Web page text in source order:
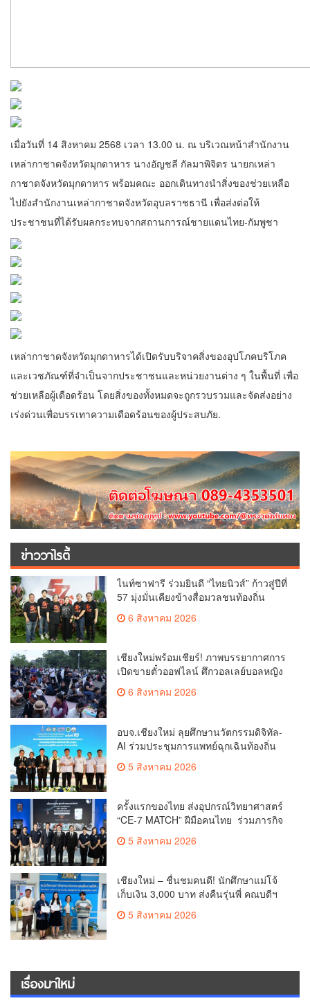
เมื่อวันที่ 14 สิงหาคม 2568 เวลา 13.00 น. ณ บริเวณหน้าสำนักงาน
เหล่ากาชาดจังหวัดมุกดาหาร นางอัญชลี กัลมาพิจิตร นายกเหล่า
กาชาดจังหวัดมุกดาหาร พร้อมคณะ ออกเดินทางนำสิ่งของช่วยเหลือ
ไปยังสำนักงานเหล่ากาชาดจังหวัดอุบลราชธานี เพื่อส่งต่อให้
ประชาชนที่ได้รับผลกระทบจากสถานการณ์ชายแดนไทย-กัมพูชา
เหล่ากาชาดจังหวัดมุกดาหารได้เปิดรับบริจาคสิ่งของอุปโภคบริโภค
และเวชภัณฑ์ที่จำเป็นจากประชาชนและหน่วยงานต่าง ๆ ในพื้นที่ เพื่อ
ช่วยเหลือผู้เดือดร้อน โดยสิ่งของทั้งหมดจะถูกรวบรวมและจัดส่งอย่าง
เร่งด่วนเพื่อบรรเทาความเดือดร้อนของผู้ประสบภัย.
ข่าววาไรตี้
ไนท์ซาฟารี ร่วมยินดี “ไทยนิวส์” ก้าวสู่ปีที่
57 มุ่งมั่นเคียงข้างสื่อมวลชนท้องถิ่น
6 สิงหาคม 2026
เชียงใหม่พร้อมเชียร์! ภาพบรรยากาศการ
เปิดขายตั๋วออฟไลน์ ศึกวอลเลย์บอลหญิง
‘BYD DMI 6th SEA V Cup’ 6 ส.ค. นี้ รวม
6,000 ใบ
6 สิงหาคม 2026
อบจ.เชียงใหม่ ลุยศึกษานวัตกรรมดิจิทัล-
AI ร่วมประชุมการแพทย์ฉุกเฉินท้องถิ่น
เอราวัณสู่มาตรฐานสากล
5 สิงหาคม 2026
ครั้งแรกของไทย ส่งอุปกรณ์วิทยาศาสตร์
“CE-7 MATCH” ฝีมือคนไทย ร่วมภารกิจ
5 สิงหาคม 2026
เชียงใหม่ – ชื่นชมคนดี! นักศึกษาแม่โจ้
เก็บเงิน 3,000 บาท ส่งคืนรุ่นพี่ คณบดีฯ
มอบเกียรติบัตรเชิดชู “ลูกแม่โจ้เลิศน้ำใจ”
5 สิงหาคม 2026
เรื่องมาใหม่